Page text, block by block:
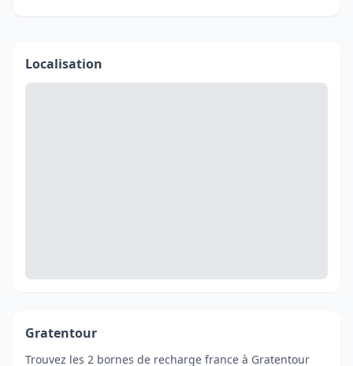
Localisation
Gratentour
Trouvez les 2 bornes de recharge france à Gratentour